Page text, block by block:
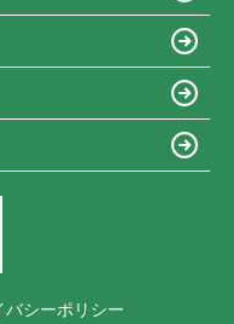
バシーポリシー